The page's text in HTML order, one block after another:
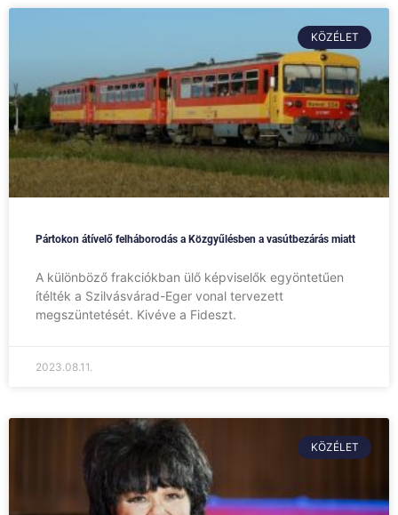
KÖZÉLET
Pártokon átívelő felháborodás a Közgyűlésben a vasútbezárás miatt
A különböző frakciókban ülő képviselők egyöntetűen
ítélték a Szilvásvárad-Eger vonal tervezett
megszüntetését. Kivéve a Fideszt.
2023.08.11.
KÖZÉLET